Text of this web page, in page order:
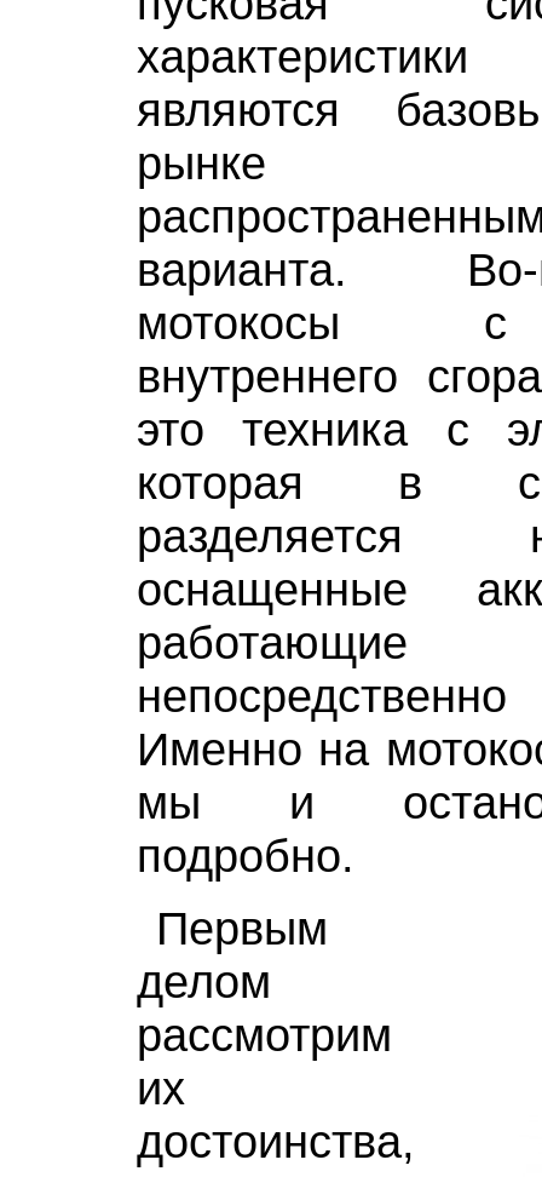
являются
рынке
варианта.
мотокосы с
внутреннего
это техника с
которая в
разделяется
оснащенные
непосредственно
Именно на
мы и
подробно.
Первым
делом
рассмотрим
их
достоинства,